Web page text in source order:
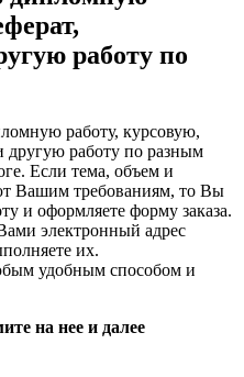
работу по
работу, курсовую,
другую работу по разным
Если тема, объем и
Вашим требованиям, то Вы
и оформляете форму заказа.
электронный адрес
их.
удобным способом и
на нее и далее